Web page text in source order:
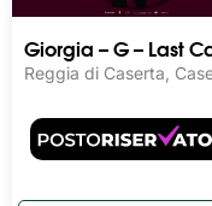
Giorgia – G – Last
Reggia di Caserta,